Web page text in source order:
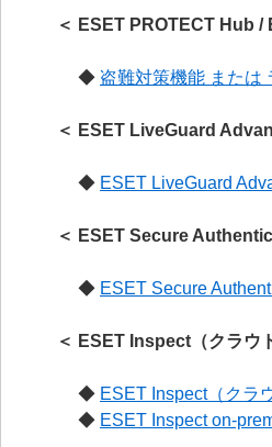
＜ ESET PROTECT Hub
◆ 盗難対策機能 または
＜ ESET LiveGuard
◆ ESET LiveGuard
＜ ESET Secure
◆ ESET Secure
＜ ESET Inspect（クラウ
◆ ESET Inspect（クラ
◆ ESET Inspect on-